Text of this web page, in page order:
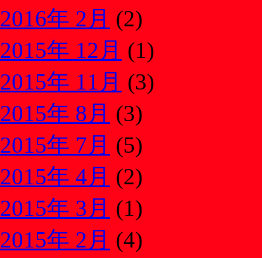
2016年 2月 (2)
2015年 12月 (1)
2015年 11月 (3)
2015年 8月 (3)
2015年 7月 (5)
2015年 4月 (2)
2015年 3月 (1)
2015年 2月 (4)